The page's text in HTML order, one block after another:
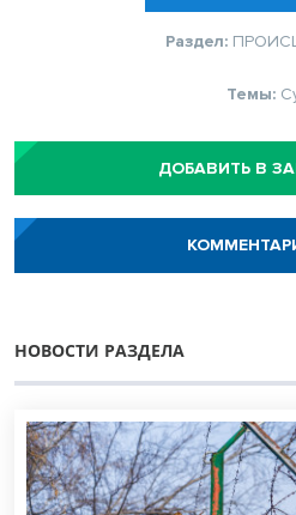
Раздел:
Темы:
ДОБАВИТЬ В
НОВОСТИ РАЗДЕЛА